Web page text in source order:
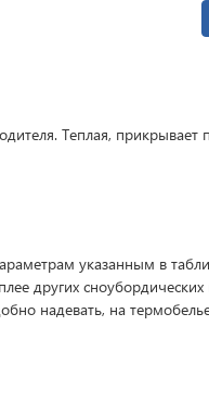
Теплая, прикрывает
указанным в
других сноубордических
надевать, на